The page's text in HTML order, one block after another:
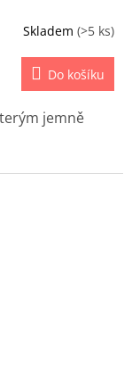
Skladem (>5 ks)
Do košíku
jemně